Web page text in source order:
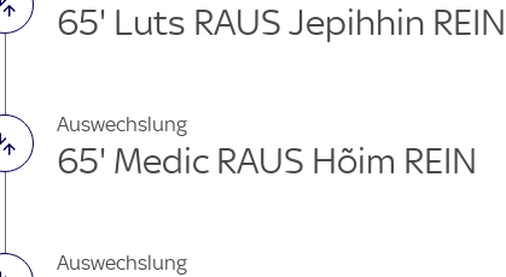
65' Luts RAUS Jepihhin REIN
Auswechslung
65' Medic RAUS Hõim REIN
Auswechslung